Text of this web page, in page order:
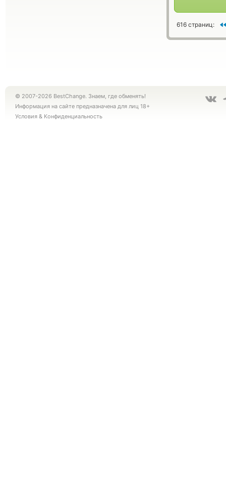
616 страниц:
© 2007-2026 BestChange. Знаем, где обменять!
Информация на сайте предназначена для лиц 18+
Условия & Конфиденциальность